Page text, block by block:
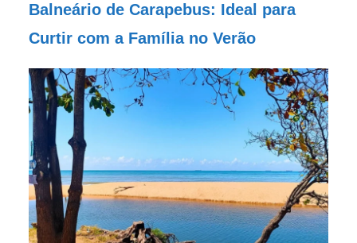
Balneário de Carapebus: Ideal para
Curtir com a Família no Verão